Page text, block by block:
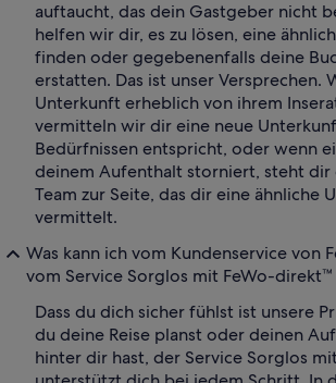
auftaucht, das dein Gastgeber nicht
helfen wir dir, es zu lösen, eine
finden oder gegebenenfalls deine
erstatten. Das ist unser Versprechen.
Unterkunft erheblich von ihrem
vermitteln wir dir eine neue
Bedürfnissen entspricht, oder wenn
deinem Aufenthalt storniert, steht dir
Team zur Seite, das dir eine ähnliche
vermittelt.
Was kann ich vom Kundenservice von
vom Service Sorglos mit FeWo-
Dass du dich sicher fühlst ist unsere
du deine Reise planst oder deinen
hinter dir hast, der Service Sorglos